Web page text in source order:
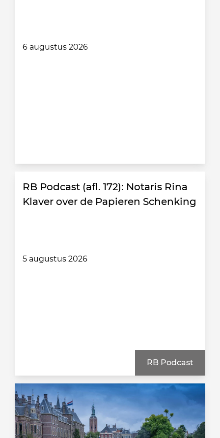
6 augustus 2026
RB Podcast (afl. 172): Notaris Rina
Klaver over de Papieren Schenking
5 augustus 2026
RB Podcast